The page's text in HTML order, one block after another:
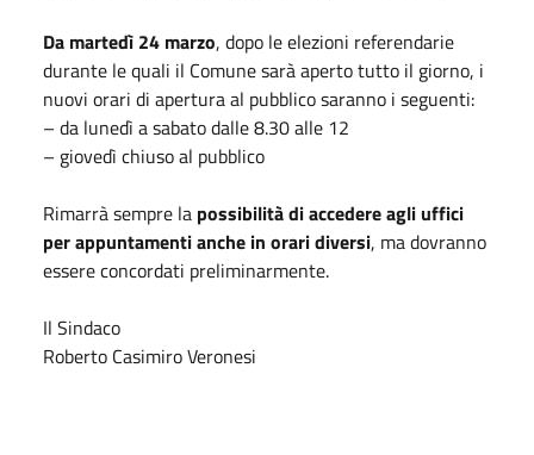
Da martedì 24 marzo, dopo le elezioni referendarie
durante le quali il Comune sarà aperto tutto il giorno, i
nuovi orari di apertura al pubblico saranno i seguenti:
– da lunedì a sabato dalle 8.30 alle 12
– giovedì chiuso al pubblico
Rimarrà sempre la possibilità di accedere agli uffici
per appuntamenti anche in orari diversi, ma dovranno
essere concordati preliminarmente.
Il Sindaco
Roberto Casimiro Veronesi